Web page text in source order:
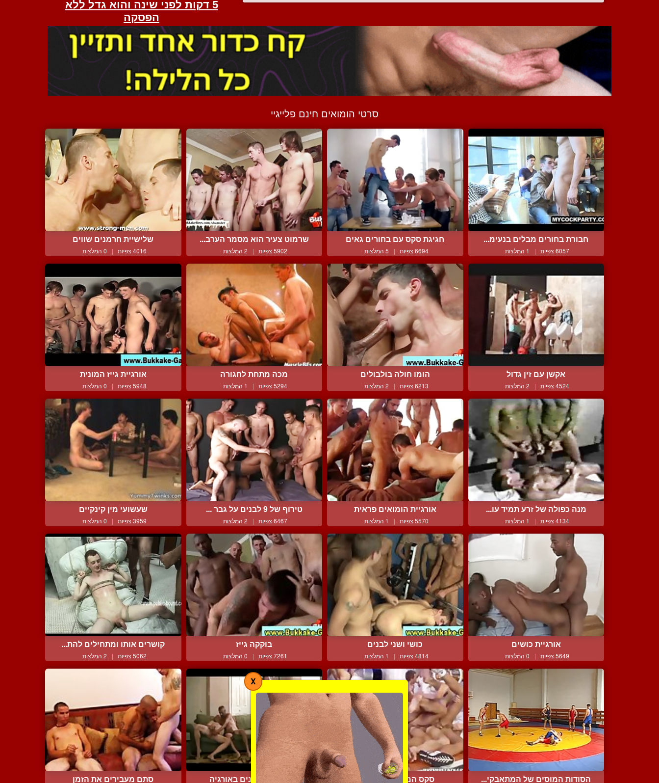
סרטי הומואים חינם פלייגיי
חבורת בחורים מבלים בנעימ...
6057 צפיות | 1 המלצות
חגיגת סקס עם בחורים גאים
6694 צפיות | 5 המלצות
שרמוט צעיר הוא מסמר הערב...
5902 צפיות | 2 המלצות
שלישיית חרמנים שווים
4016 צפיות | 0 המלצות
אקשן עם זין גדול
4524 צפיות | 2 המלצות
הומו חולה בולבולים
6213 צפיות | 2 המלצות
מכה מתחת לחגורה
5294 צפיות | 1 המלצות
אורגיית גייז המונית
5948 צפיות | 0 המלצות
מנה כפולה של זרע תמיד עו...
4134 צפיות | 1 המלצות
אורגיית הומואים פראית
5570 צפיות | 1 המלצות
טירוף של 9 לבנים על גבר ...
6467 צפיות | 2 המלצות
שעשועי מין קינקיים
3959 צפיות | 0 המלצות
אורגיית כושים
5649 צפיות | 0 המלצות
כושי ושני לבנים
4814 צפיות | 1 המלצות
בוקקה גייז
7261 צפיות | 0 המלצות
קושרים אותו ומתחילים להת...
5062 צפיות | 2 המלצות
הסודות המוסים של המתאבקי... סקס המוני עם כוסונים מבוגרים חרמנים באורגיה סתם מעבירים את הזמן
X